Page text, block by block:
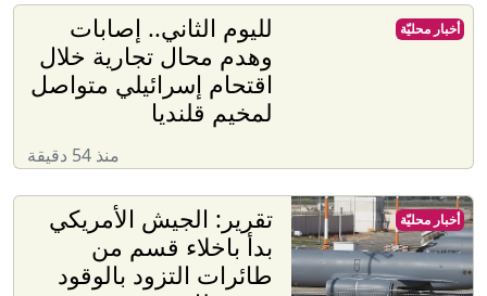
لليوم الثاني.. إصابات
وهدم محال تجارية خلال
اقتحام إسرائيلي متواصل
لمخيم قلنديا
منذ 54 دقيقة
أخبار محليّة
تقرير: الجيش الأمريكي
بدأ باخلاء قسم من
طائرات التزود بالوقود
أخبار محليّة